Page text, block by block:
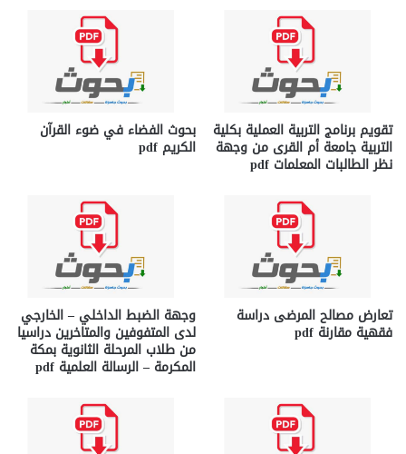
تقويم برنامج التربية العملية بكلية
التربية جامعة أم القرى من وجهة
نظر الطالبات المعلمات pdf
بحوث الفضاء في ضوء القرآن
الكريم pdf
تعارض مصالح المرضى دراسة
فقهية مقارنة pdf
وجهة الضبط الداخلي – الخارجي
لدى المتفوفين والمتاخرين دراسيا
من طلاب المرحلة الثانوية بمكة
المكرمة – الرسالة العلمية pdf